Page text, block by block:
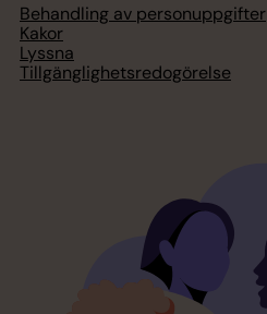
Behandling av personuppgifter
Kakor
Lyssna
Tillgänglighetsredogörelse